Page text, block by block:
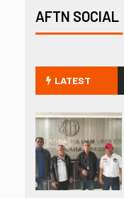
AFTN SOCIAL
LATEST